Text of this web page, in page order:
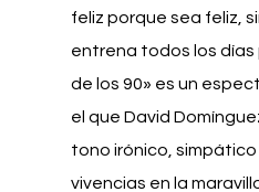
feliz porque sea feliz,
entrena todos los días
de los 90» es un
el que David
tono irónico, simpático
vivencias en la